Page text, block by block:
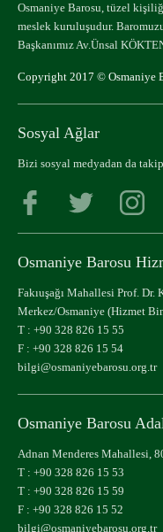
Osmaniye Barosu, tüzel
meslek kuruluşudur.
Başkanımız Av.Ünsal
Copyright 2017 © Osmaniye
Sosyal Ağlar
Bizi sosyal medyadan da
Osmaniye Barosu
Fakıuşağı Mahallesi Prof. Dr.
Merkez/Osmaniye (Hizmet
T : +90 328 826 15 55
F : +90 328 826 15 54
bilgi@osmaniyebarosu.org.tr
Osmaniye Barosu
Adnan Menderes Mahallesi,
T : +90 328 826 15 53
T : +90 328 826 15 59
F : +90 328 826 15 52
bilgi@osmaniyebarosu.org.tr